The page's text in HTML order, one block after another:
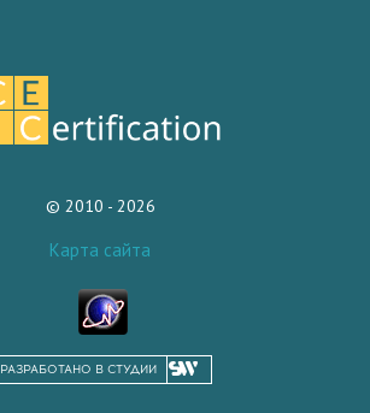
© 2010 - 2026
Карта сайта
РАЗРАБОТАНО В СТУДИИ